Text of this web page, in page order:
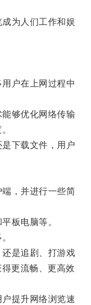
为人们工作和娱
户在上网过程中
够优化网络传输
下载文件，用户
，并进行一些简
板电脑等。
是追剧、打游戏
更流畅、更高效
提升网络浏览速